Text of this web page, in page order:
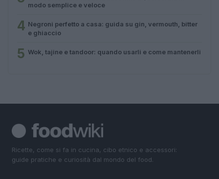
modo semplice e veloce
4 Negroni perfetto a casa: guida su gin, vermouth, bitter
e ghiaccio
5 Wok, tajine e tandoor: quando usarli e come mantenerli
Ricette, come si fa in cucina, cibo etnico e accessori:
guide pratiche e curiosità dal mondo del food.